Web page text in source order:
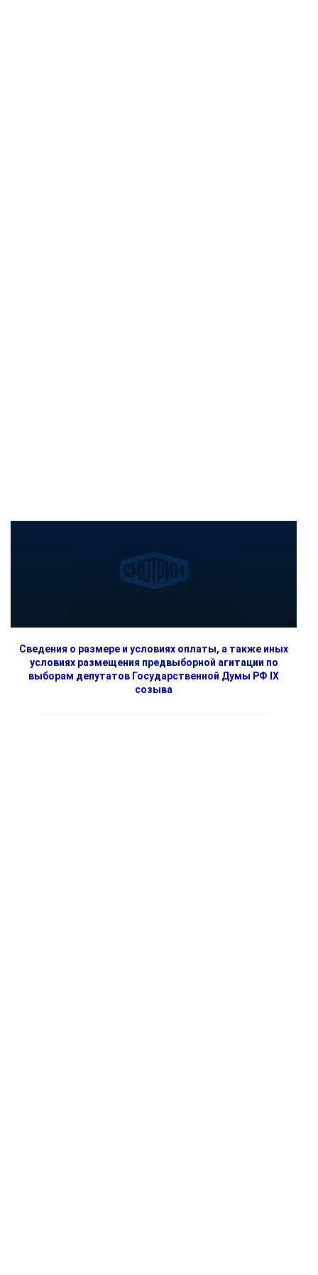
Сведения о размере и условиях оплаты, а также иных
условиях размещения предвыборной агитации по
выборам депутатов Государственной Думы РФ IX
созыва